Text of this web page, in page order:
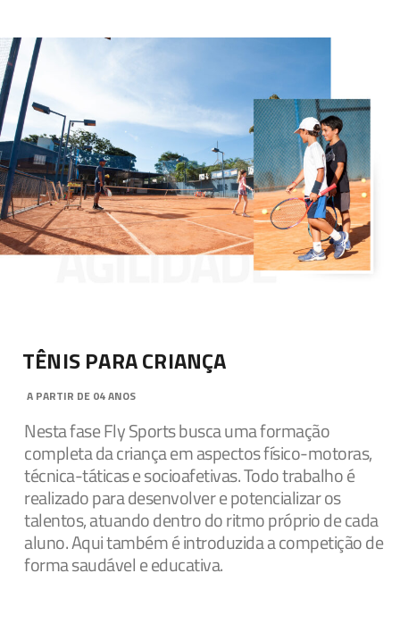
Pampulha
Iate Clube
(PIC) e na
Academia
Belvedere.
TÊNIS PARA CRIANÇA
A PARTIR DE 04 ANOS
Nesta fase Fly Sports busca uma formação
completa da criança em aspectos físico-motoras,
técnica-táticas e socioafetivas. Todo trabalho é
realizado para desenvolver e potencializar os
talentos, atuando dentro do ritmo próprio de cada
aluno. Aqui também é introduzida a competição de
forma saudável e educativa.